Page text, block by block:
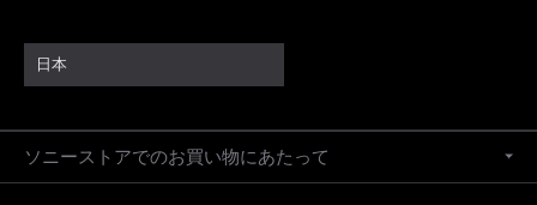
日本
ソニーストアでのお買い物にあたって